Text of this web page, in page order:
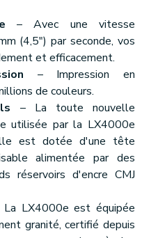
– Avec une vitesse
(4,5") par seconde, vos
et efficacement.
– Impression en
de couleurs.
– La toute nouvelle
utilisée par la LX4000e
est dotée d'une tête
alimentée par des
réservoirs d'encre CMJ
La LX4000e est équipée
granité, certifié depuis